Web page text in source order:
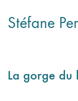
Stéfane
La gorge du